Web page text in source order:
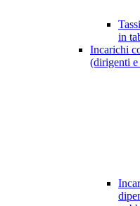
in
Incarichi
(dirigenti